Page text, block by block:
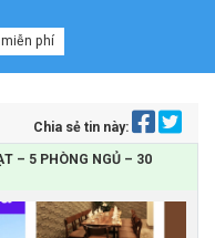
tin, tư vấn
phí
Chia sẻ tin này:
– 5 PHÒNG NGỦ – 30